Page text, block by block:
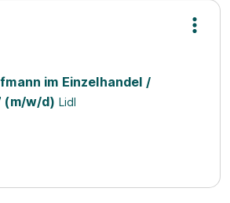
im Einzelhandel /
(m/w/d) Lidl